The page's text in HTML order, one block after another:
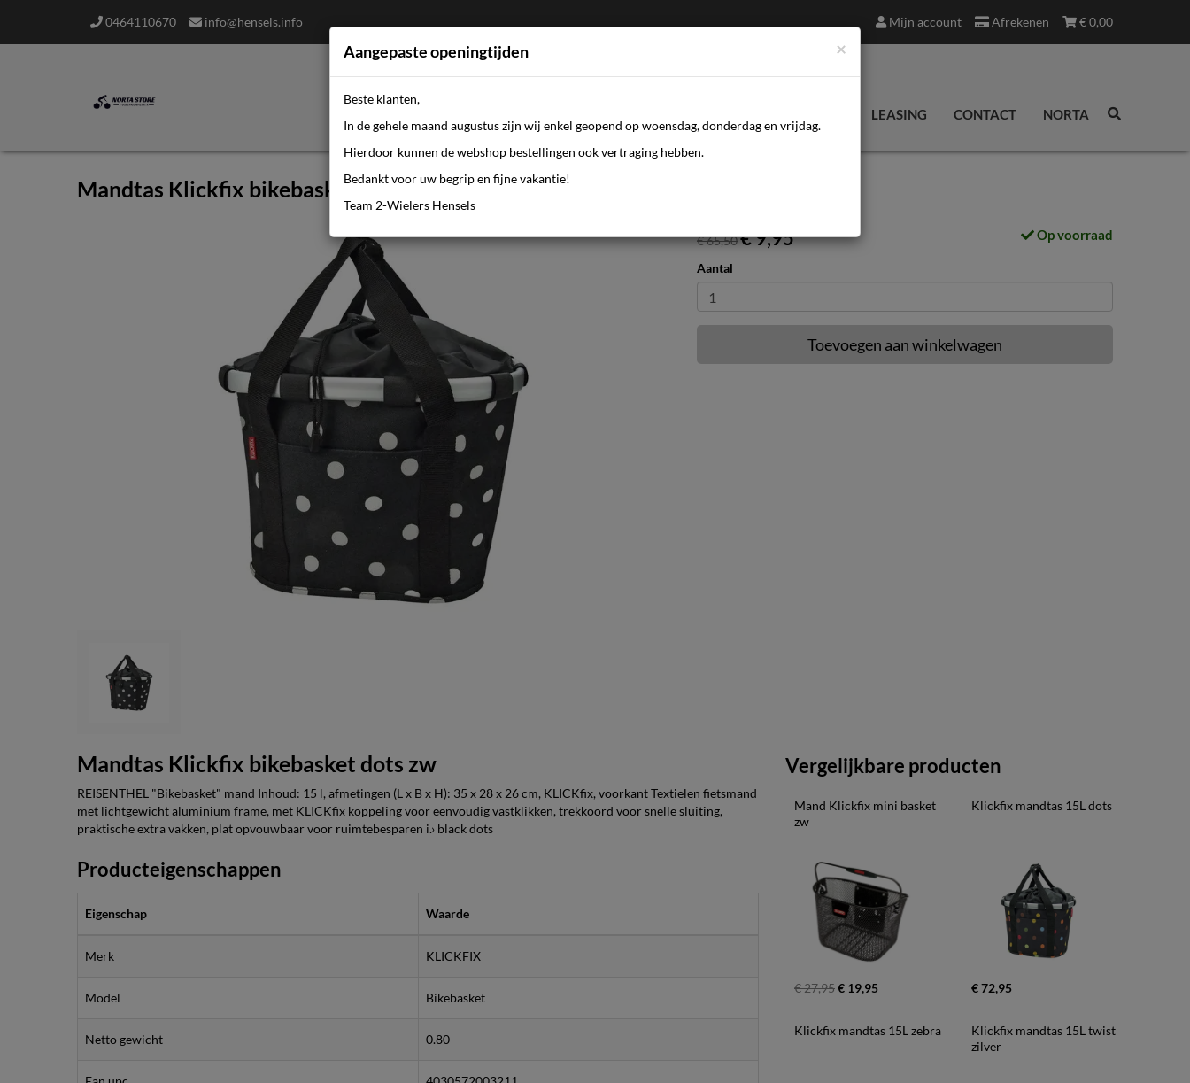
0464110670 info@hensels.info €0,00
Afrekenen
Mijn account
LEASING CONTACT NORTA
Mandtas Klickfix bikebasket dots zw
€ 65,50€ 9,95 Op voorraad
Aantal
Toevoegen aan winkelwagen
Mandtas Klickfix bikebasket dots zw
REISENTHEL "Bikebasket" mand Inhoud: 15 l, afmetingen (L x B x H): 35 x 28 x 26 cm, KLICKfix, voorkant Textielen fietsmand
met lichtgewicht aluminium frame, met KLICKfix koppeling voor eenvoudig vastklikken, trekkoord voor snelle sluiting,
praktische extra vakken, plat opvouwbaar voor ruimtebesparen i.› black dots
Producteigenschappen
Eigenschap Waarde
Merk KLICKFIX
Model Bikebasket
Netto gewicht 0.80
Vergelijkbare producten
Mand Klickfix mini basket
zw
€ 27,95€ 19,95
Klickfix mandtas 15L dots
€ 72,95
Klickfix mandtas 15L zebra
Klickfix mandtas 15L twist
zilver
×
Aangepaste openingtijden
Beste klanten,
In de gehele maand augustus zijn wij enkel geopend op woensdag, donderdag en vrijdag.
Hierdoor kunnen de webshop bestellingen ook vertraging hebben.
Bedankt voor uw begrip en fijne vakantie!
Team 2-Wielers Hensels